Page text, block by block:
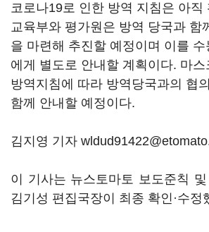
코로나19로 인한 방역 지침은 아직
교육부와 평가원은 방역 당국과 함
을 마련해 추진할 예정이며 이를
에게 별도로 안내할 계획이다. 마
방역지침에 따라 방역당국과의 협
함께 안내할 예정이다.
김지영 기자
이 기사는 뉴스토마토 보도준칙
김기성 편집국장이 최종 확인·수정